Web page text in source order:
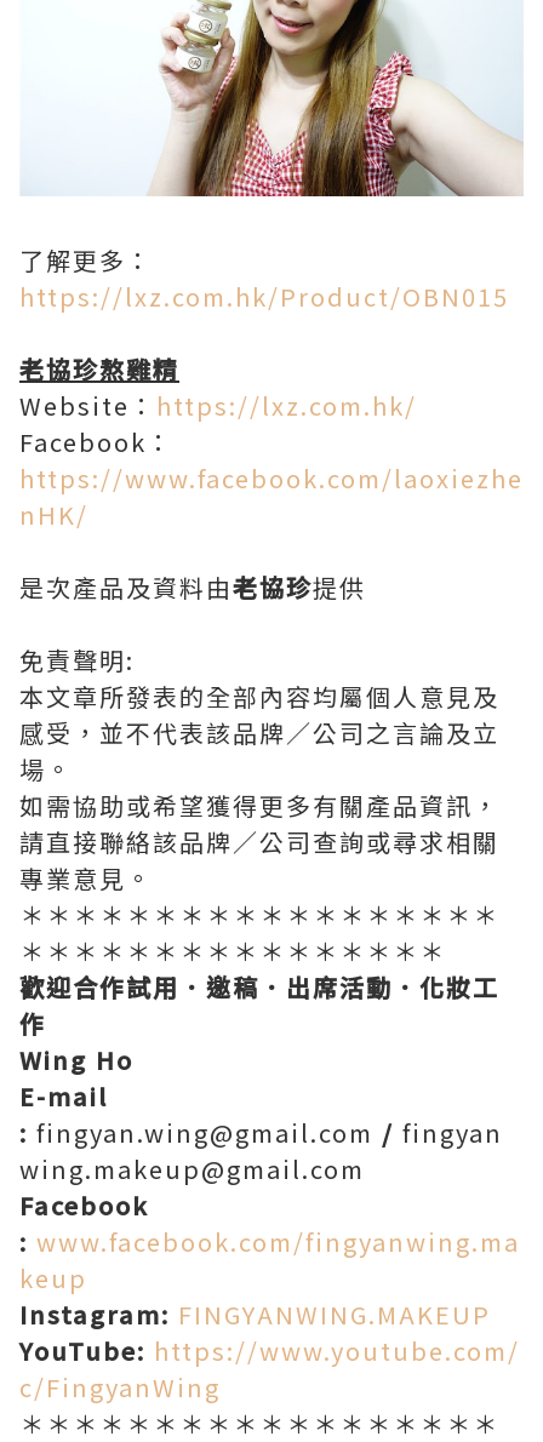
了解更多：
https://lxz.com.hk/Product/OBN015
老協珍熬雞精
Website： https://lxz.com.hk/
Facebook：
https://www.facebook.com/laoxiezhe
nHK/
是次產品及資料由老協珍提供
免責聲明:
本文章所發表的全部內容均屬個人意見及
感受，並不代表該品牌／公司之言論及立
場。
如需協助或希望獲得更多有關產品資訊，
請直接聯絡該品牌／公司查詢或尋求相關
專業意見。
＊＊＊＊＊＊＊＊＊＊＊＊＊＊＊＊＊＊
＊＊＊＊＊＊＊＊＊＊＊＊＊＊＊＊
歡迎合作試用．邀稿．出席活動．化妝工
作
Wing Ho
E-mail
: fingyan.wing@gmail.com / fingyan
wing.makeup@gmail.com
Facebook
: www.facebook.com/fingyanwing.ma
keup
Instagram: FINGYANWING.MAKEUP
YouTube: https://www.youtube.com/
c/FingyanWing
＊＊＊＊＊＊＊＊＊＊＊＊＊＊＊＊＊＊